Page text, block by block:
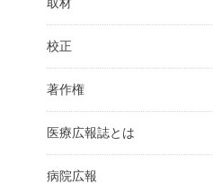
校正
著作権
医療広報誌とは
病院広報